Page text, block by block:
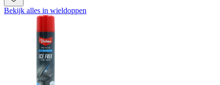
Bekijk alles in wieldoppen